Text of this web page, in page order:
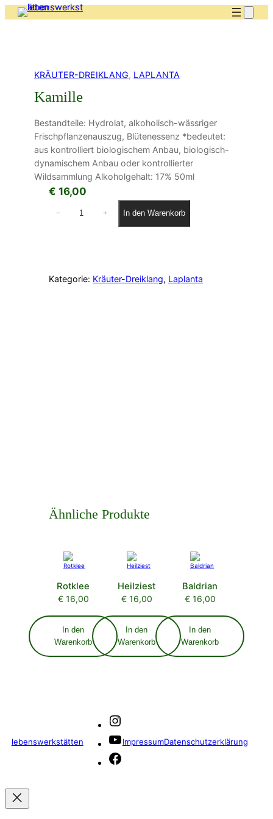
KRÄUTER-DREIKLANG, LAPLANTA
Kamille
Bestandteile: Hydrolat, alkoholisch-wässriger
Frischpflanzenauszug, Blütenessenz *bedeutet:
aus kontrolliert biologischem Anbau, biologisch-
dynamischem Anbau oder kontrollierter
Wildsammlung Alkoholgehalt: 17% 50ml
€ 16,00
a
e
− + In den Warenkorb
Kategorie: Kräuter-Dreiklang, Laplanta
Ähnliche Produkte
Rotklee
€16,00
In den
Warenkorb
Heilziest
€16,00
In den
Warenkorb
Baldrian
€16,00
In den
Warenkorb
lebenswerkstätten
YouTube
ImpressumDatenschutzerklärung